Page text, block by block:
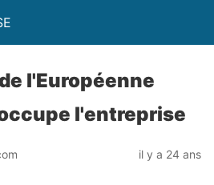
l'Européenne
l'entreprise
il y a 24 ans